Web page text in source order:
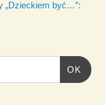
„Dzieckiem być…”:
OK